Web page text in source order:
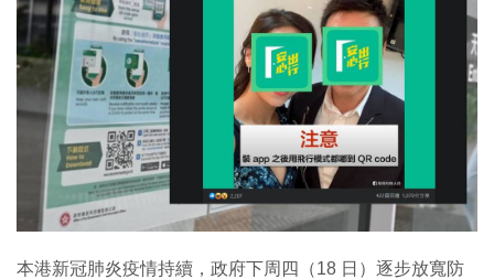
生成式AI與雲端應用
Enterprise Digital Transformation
本港新冠肺炎疫情持續，政府下周四（18 日）逐步放寬防